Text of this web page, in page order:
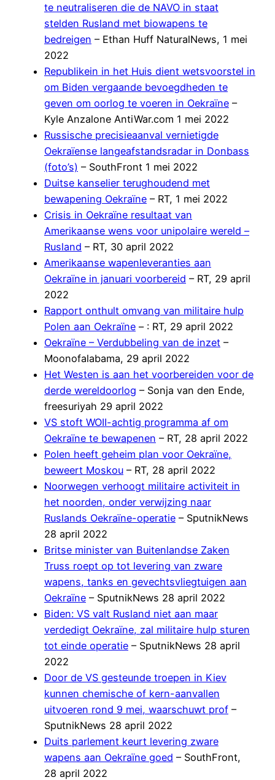
te neutraliseren die de NAVO in staat
stelden Rusland met biowapens te
bedreigen – Ethan Huff NaturalNews, 1 mei
2022
Republikein in het Huis dient wetsvoorstel in
om Biden vergaande bevoegdheden te
geven om oorlog te voeren in Oekraïne –
Kyle Anzalone AntiWar.com 1 mei 2022
Russische precisieaanval vernietigde
Oekraïense langeafstandsradar in Donbass
(foto’s) – SouthFront 1 mei 2022
Duitse kanselier terughoudend met
bewapening Oekraïne – RT, 1 mei 2022
Crisis in Oekraïne resultaat van
Amerikaanse wens voor unipolaire wereld –
Rusland – RT, 30 april 2022
Amerikaanse wapenleveranties aan
Oekraïne in januari voorbereid – RT, 29 april
2022
Rapport onthult omvang van militaire hulp
Polen aan Oekraïne – : RT, 29 april 2022
Oekraïne – Verdubbeling van de inzet –
Moonofalabama, 29 april 2022
Het Westen is aan het voorbereiden voor de
derde wereldoorlog – Sonja van den Ende,
freesuriyah 29 april 2022
VS stoft WOII-achtig programma af om
Oekraïne te bewapenen – RT, 28 april 2022
Polen heeft geheim plan voor Oekraïne,
beweert Moskou – RT, 28 april 2022
Noorwegen verhoogt militaire activiteit in
het noorden, onder verwijzing naar
Ruslands Oekraïne-operatie – SputnikNews
28 april 2022
Britse minister van Buitenlandse Zaken
Truss roept op tot levering van zware
wapens, tanks en gevechtsvliegtuigen aan
Oekraïne – SputnikNews 28 april 2022
Biden: VS valt Rusland niet aan maar
verdedigt Oekraïne, zal militaire hulp sturen
tot einde operatie – SputnikNews 28 april
2022
Door de VS gesteunde troepen in Kiev
kunnen chemische of kern-aanvallen
uitvoeren rond 9 mei, waarschuwt prof –
SputnikNews 28 april 2022
Duits parlement keurt levering zware
wapens aan Oekraïne goed – SouthFront,
28 april 2022